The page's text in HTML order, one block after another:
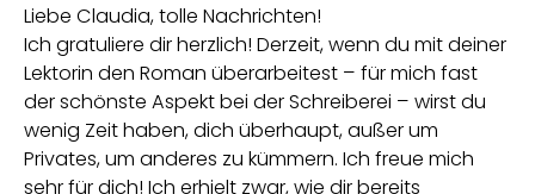
Liebe Claudia, tolle Nachrichten!
Ich gratuliere dir herzlich! Derzeit, wenn du mit deiner
Lektorin den Roman überarbeitest – für mich fast
der schönste Aspekt bei der Schreiberei – wirst du
wenig Zeit haben, dich überhaupt, außer um
Privates, um anderes zu kümmern. Ich freue mich
sehr für dich! Ich erhielt zwar, wie dir bereits